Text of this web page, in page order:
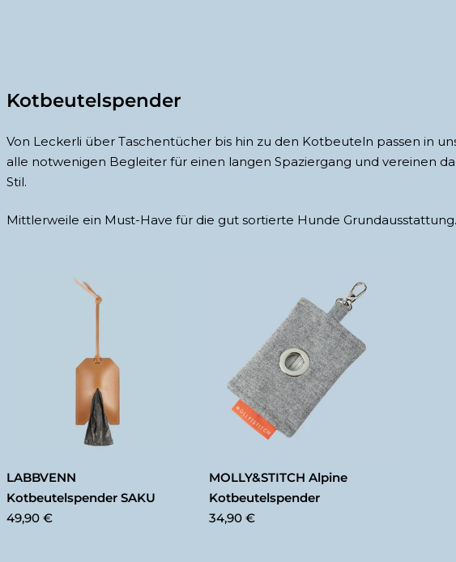
Kotbeutelspender
Von Leckerli über Taschentücher bis hin zu den Kotbeuteln passen in
alle notwenigen Begleiter für einen langen Spaziergang und vereinen
Stil.
Mittlerweile ein Must-Have für die gut sortierte Hunde Grundausstattung.
LABBVENN
Kotbeutelspender SAKU
49,90 €
MOLLY&STITCH Alpine
Kotbeutelspender
34,90 €